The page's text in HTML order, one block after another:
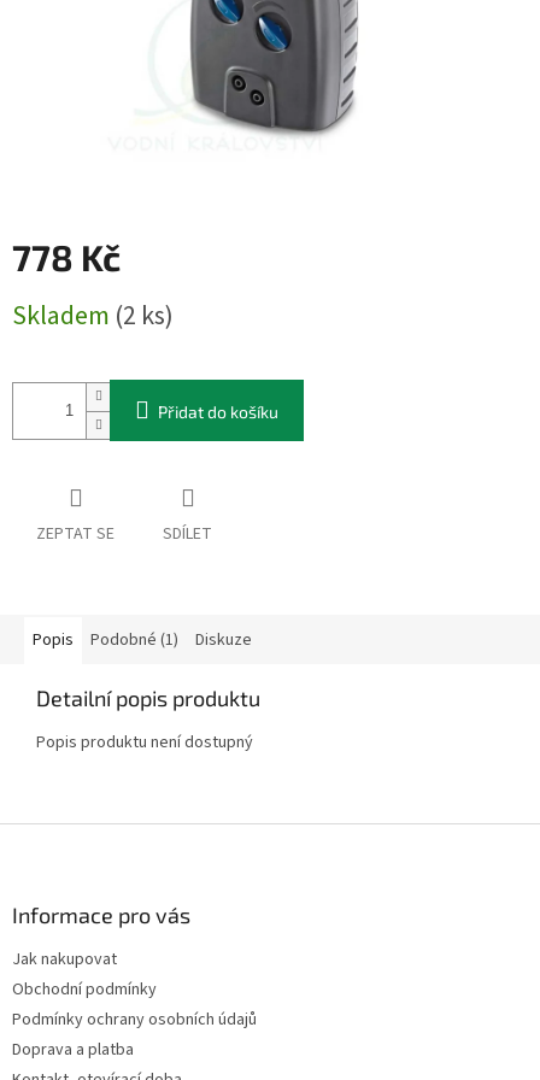
778 Kč
cena:
Skladem (2 ks)
Přidat do košíku
ZEPTAT SE SDÍLET
Popis Podobné (1) Diskuze
Detailní popis produktu
Popis produktu není dostupný
Informace pro vás
Jak nakupovat
Obchodní podmínky
Podmínky ochrany osobních údajů
Doprava a platba